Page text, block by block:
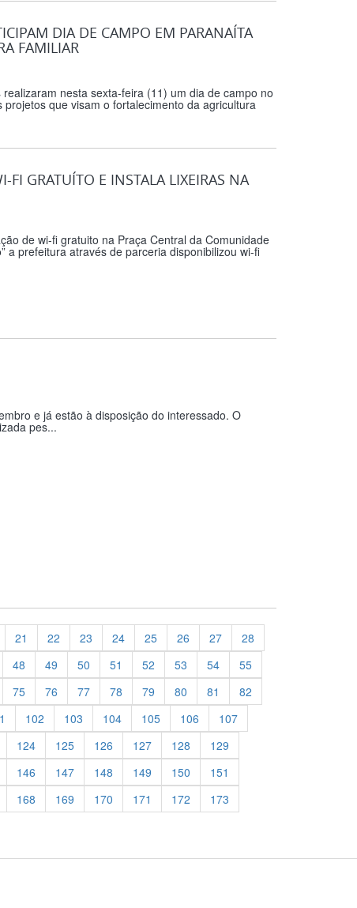
DIA DE CAMPO EM PARANAÍTA
FAMILIAR
nesta sexta-feira (11) um dia de campo no
que visam o fortalecimento da agricultura
GRATUÍTO E INSTALA LIXEIRAS NA
de wi-fi gratuito na Praça Central da Comunidade
a prefeitura através de parceria disponibilizou wi-fi
e já estão à disposição do interessado. O
pes...
21 22 23 24 25 26 27
28
48 49 50 51 52 53 54
55
75 76 77 78 79 80 81
82
102 103 104 105 106
107
124 125 126 127 128
129
146 147 148 149 150
151
168 169 170 171 172
173